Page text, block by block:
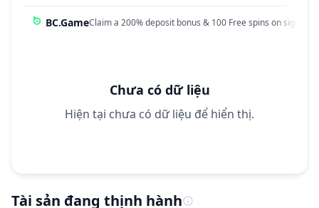
BC.GameClaim a 200% deposit bonus & 100 Free spins on sign up!
Chưa có dữ liệu
Hiện tại chưa có dữ liệu để hiển thị.
Tài sản đang thịnh hành